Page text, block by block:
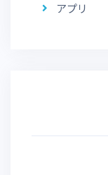
アプリ